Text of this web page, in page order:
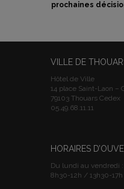
prochaines
VILLE DE
Hôtel de Ville
14 place Saint-Laon –
79103 Thouars Cedex
05.49.68.11.11
HORAIRES
Du lundi au vendredi :
8h30-12h / 13h30-17h